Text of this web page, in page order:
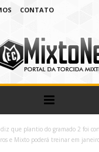
CONTATO
diz que plantio do gramado 2 foi
e Mixto poderá treinar em